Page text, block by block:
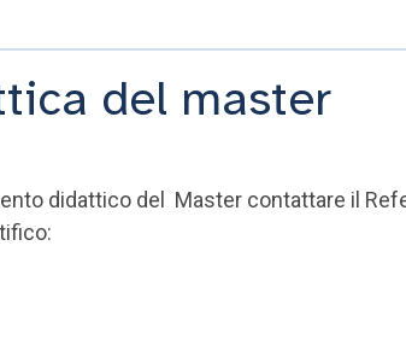
del master
didattico del Master contattare il